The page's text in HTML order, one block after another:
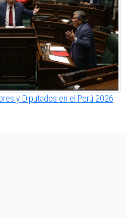
y Diputados en el Perú 2026